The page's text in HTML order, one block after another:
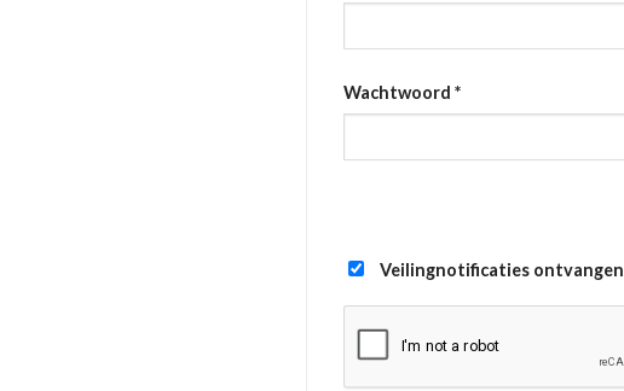
Wachtwoord *
Veilingnotificaties ontvangen